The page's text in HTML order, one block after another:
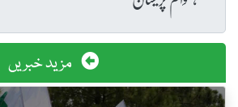
مزید خبریں